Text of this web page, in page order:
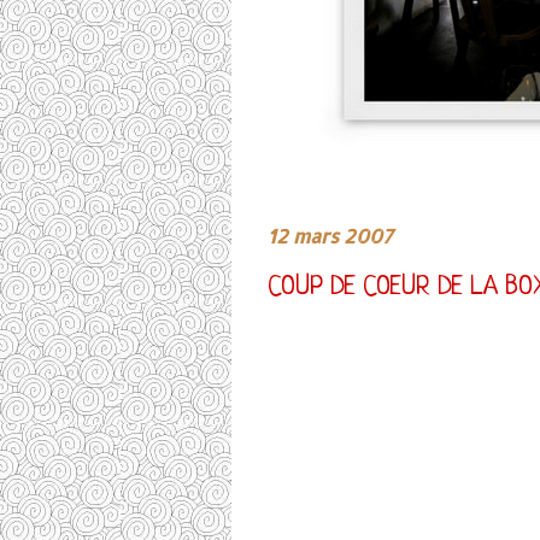
12 mars 2007
COUP DE COEUR DE LA